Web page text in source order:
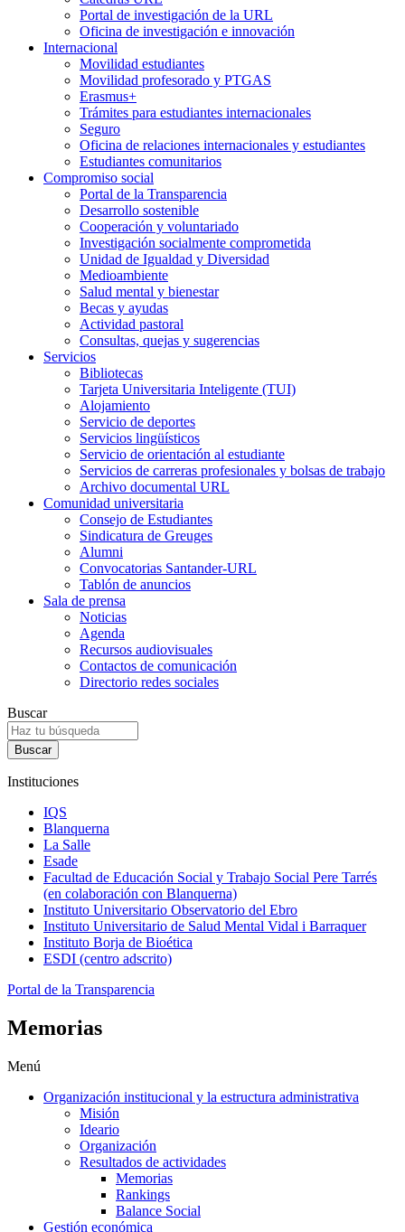
Portal de investigación de la URL
Oficina de investigación e innovación
Internacional
Movilidad estudiantes
Movilidad profesorado y PTGAS
Erasmus+
Trámites para estudiantes internacionales
Seguro
Oficina de relaciones internacionales y estudiantes
Estudiantes comunitarios
Compromiso social
Portal de la Transparencia
Desarrollo sostenible
Cooperación y voluntariado
Investigación socialmente comprometida
Unidad de Igualdad y Diversidad
Medioambiente
Salud mental y bienestar
Becas y ayudas
Actividad pastoral
Consultas, quejas y sugerencias
Servicios
Bibliotecas
Tarjeta Universitaria Inteligente (TUI)
Alojamiento
Servicio de deportes
Servicios lingüísticos
Servicio de orientación al estudiante
Servicios de carreras profesionales y bolsas de trabajo
Archivo documental URL
Comunidad universitaria
Consejo de Estudiantes
Sindicatura de Greuges
Alumni
Convocatorias Santander-URL
Tablón de anuncios
Sala de prensa
Noticias
Agenda
Recursos audiovisuales
Contactos de comunicación
Directorio redes sociales
Buscar
Instituciones
IQS
Blanquerna
La Salle
Esade
Facultad de Educación Social y Trabajo Social Pere Tarrés
(en colaboración con Blanquerna)
Instituto Universitario Observatorio del Ebro
Instituto Universitario de Salud Mental Vidal i Barraquer
Instituto Borja de Bioética
ESDI (centro adscrito)
Portal de la Transparencia
Memorias
Menú
Organización institucional y la estructura administrativa
Misión
Ideario
Organización
Resultados de actividades
Memorias
Rankings
Balance Social
Gestión económica